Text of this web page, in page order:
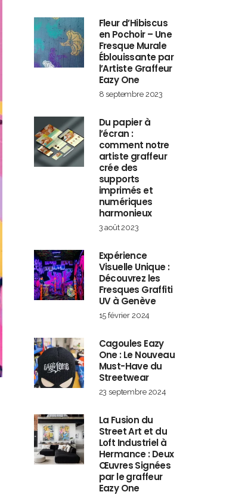
Fleur d’Hibiscus
en Pochoir – Une
Fresque Murale
Éblouissante par
l’Artiste Graffeur
Eazy One
8 septembre 2023
Du papier à
l’écran :
comment notre
artiste graffeur
crée des
supports
imprimés et
numériques
harmonieux
3 août 2023
Expérience
Visuelle Unique :
Découvrez les
Fresques Graffiti
UV à Genève
15 février 2024
Cagoules Eazy
One : Le Nouveau
Must-Have du
Streetwear
23 septembre 2024
La Fusion du
Street Art et du
Loft Industriel à
Hermance : Deux
Œuvres Signées
par le graffeur
Eazy One